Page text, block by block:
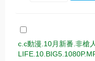
c.c動漫.10月新番.非槍